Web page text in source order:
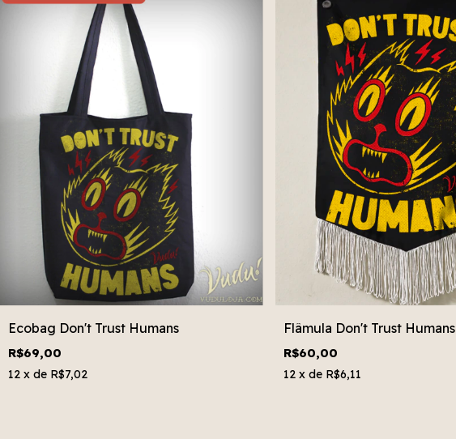
Ecobag Don't Trust Humans
R$69,00
12 x de R$7,02
Flâmula Don't Trust Humans
R$60,00
12 x de R$6,11